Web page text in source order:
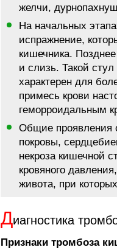
желчи,
На начальных
испражнение,
кишечника.
и слизь. Такой
характерен для
примесь крови
геморроидальным
Общие проявления
покровы,
некроза кишечной
кровяного
живота, при
Диагностика
Признаки тромбоза